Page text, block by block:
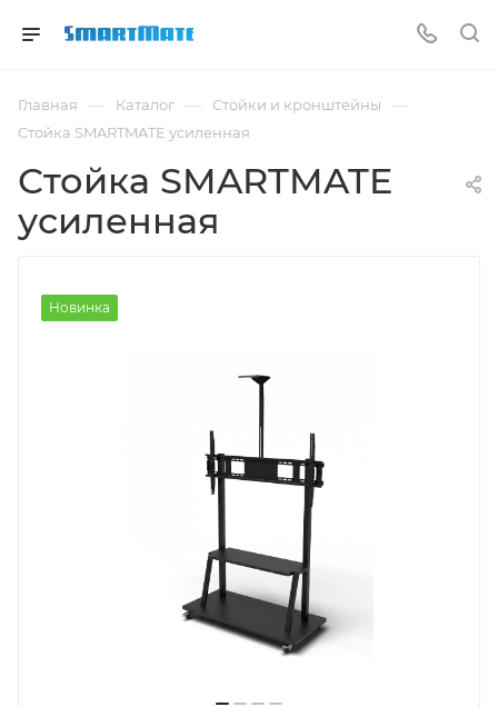
Главная — Каталог — Стойки и кронштейны —
Стойка SMARTMATE усиленная
Стойка SMARTMATE
усиленная
Новинка